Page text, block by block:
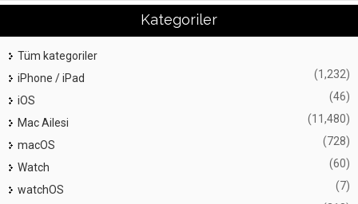
Kategoriler
Tüm kategoriler
iPhone / iPad
(1,232)
iOS (46)
Mac Ailesi (11,480)
macOS (728)
Watch (60)
watchOS (7)